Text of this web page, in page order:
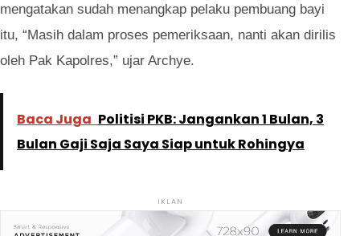
mengatakan sudah menangkap pelaku pembuang bayi
itu, “Masih dalam proses pemeriksaan, nanti akan dirilis
oleh Pak Kapolres,” ujar Archye.
Baca Juga Politisi PKB: Jangankan 1 Bulan, 3
Bulan Gaji Saja Saya Siap untuk Rohingya
IKLAN